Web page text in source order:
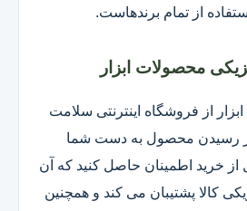
از تمام برندهاست.
محصولات ابزار
ابزار از فروشگاه اینترنتی سلامت
از رسیدن محصول به دست شما
خرید اطمینان حاصل کنید که آن
کالا پشتیبان می کند و همچنین